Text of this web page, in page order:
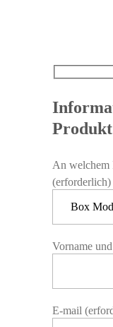
An welchem
(erforderlich)
Vorname
E-mail